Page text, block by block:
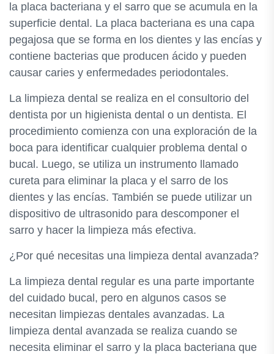
la placa bacteriana y el sarro que se acumula en la
superficie dental. La placa bacteriana es una capa
pegajosa que se forma en los dientes y las encías y
contiene bacterias que producen ácido y pueden
causar caries y enfermedades periodontales.
La limpieza dental se realiza en el consultorio del
dentista por un higienista dental o un dentista. El
procedimiento comienza con una exploración de la
boca para identificar cualquier problema dental o
bucal. Luego, se utiliza un instrumento llamado
cureta para eliminar la placa y el sarro de los
dientes y las encías. También se puede utilizar un
dispositivo de ultrasonido para descomponer el
sarro y hacer la limpieza más efectiva.
¿Por qué necesitas una limpieza dental avanzada?
La limpieza dental regular es una parte importante
del cuidado bucal, pero en algunos casos se
necesitan limpiezas dentales avanzadas. La
limpieza dental avanzada se realiza cuando se
necesita eliminar el sarro y la placa bacteriana que